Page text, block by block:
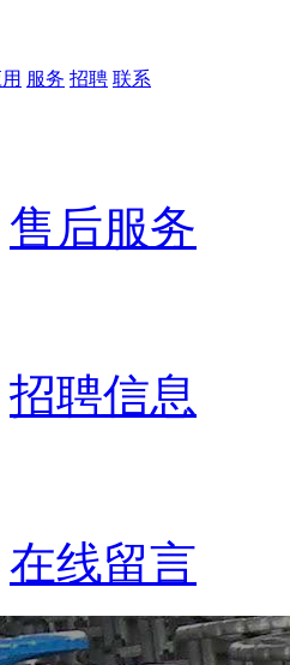
服务 招聘 联系
售后服务
招聘信息
在线留言